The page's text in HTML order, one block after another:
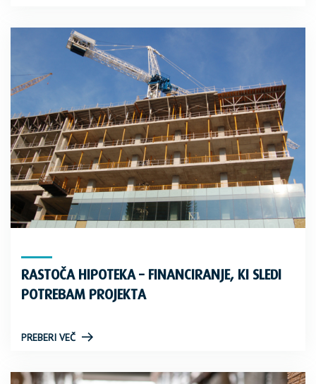
RASTOČA HIPOTEKA – FINANCIRANJE, KI SLEDI
POTREBAM PROJEKTA
PREBERI VEČ